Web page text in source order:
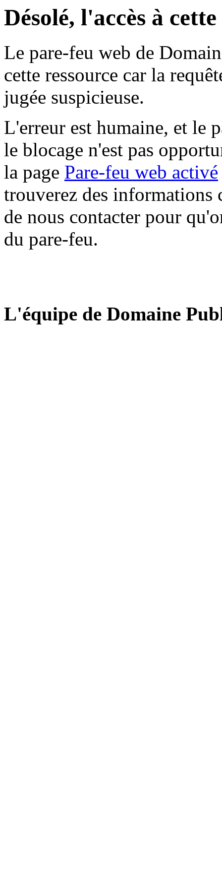
Désolé, l'accès à
Le pare-feu web de
cette ressource car la
jugée suspicieuse.
L'erreur est humaine, et le
le blocage n'est pas
la page Pare-feu web activé
trouverez des informations
de nous contacter pour
du pare-feu.
L'équipe de Domaine